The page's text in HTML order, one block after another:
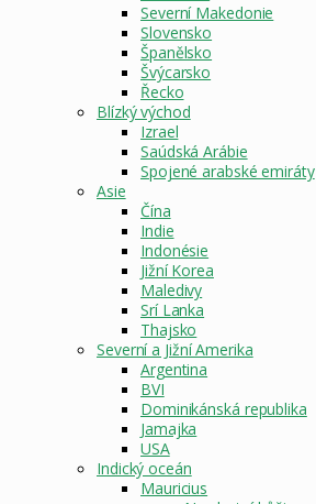
Severní Makedonie
Slovensko
Španělsko
Švýcarsko
Řecko
Blízký východ
Izrael
Saúdská Arábie
Spojené arabské emiráty
Asie
Čína
Indie
Indonésie
Jižní Korea
Maledivy
Srí Lanka
Thajsko
Severní a Jižní Amerika
Argentina
BVI
Dominikánská republika
Jamajka
USA
Indický oceán
Mauricius